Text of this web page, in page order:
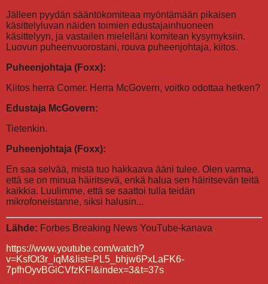
Jälleen pyydän sääntökomiteaa myöntämään pikaisen
käsittelyluvan näiden toimien edustajainhuoneen
käsittelyyn, ja vastailen mielelläni komitean kysymyksiin.
Luovun puheenvuorostani, rouva puheenjohtaja, kiitos.
Puheenjohtaja (Foxx):
Kiitos herra Comer. Herra McGovern, voitko odottaa hetken?
Edustaja McGovern:
Tietenkin.
Puheenjohtaja (Foxx):
En saa selvää, mistä tuo hakkaava ääni tulee. Olen varma,
että se on minua häiritsevä, enkä halua sen häiritsevän teitä
kaikkia. Luulimme, että se saattoi tulla teidän
mikrofoneistanne, siksi halusin...
Lähde: Forbes Breaking News YouTube-kanava
https://www.youtube.com/watch?
v=KsfOt3r_iqM&list=PL5_bhjw6PxLaFK6-
7pfhOyvBGiCVfzKFl&index=3&t=37s